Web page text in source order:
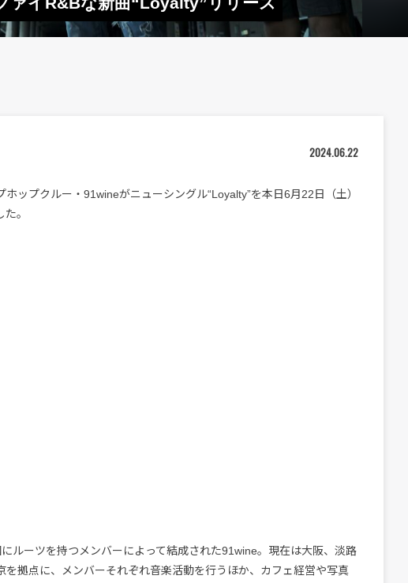
2024.06.22
ホップクルー・91wineがニューシングル“Loyalty”を本日6月22日（土）
。
にルーツを持つメンバーによって結成された91wine。現在は大阪、淡路
を拠点に、メンバーそれぞれ音楽活動を行うほか、カフェ経営や写真